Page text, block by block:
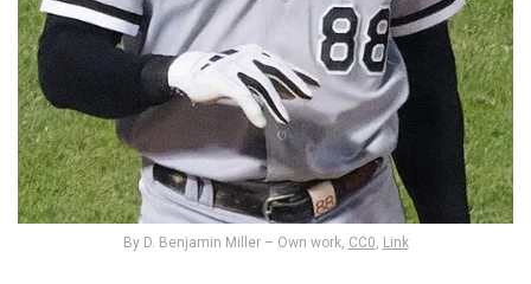
By D. Benjamin Miller – Own work, CC0, Link